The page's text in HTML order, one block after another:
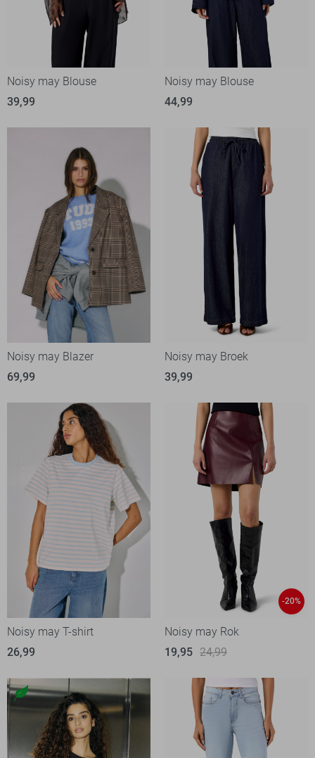
Noisy may Blouse
39,99
Noisy may Blouse
44,99
Noisy may Blazer
69,99
Noisy may Broek
39,99
Noisy may T-shirt
26,99
-20%
Noisy may Rok
19,95 24,99